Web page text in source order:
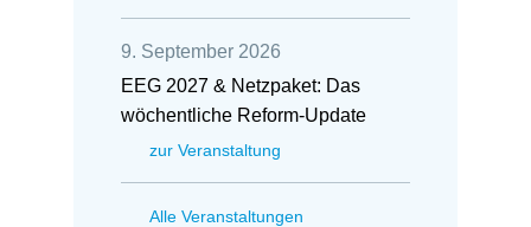
9. September 2026
EEG 2027 & Netzpaket: Das
wöchentliche Reform-Update
zur Veranstaltung
Alle Veranstaltungen